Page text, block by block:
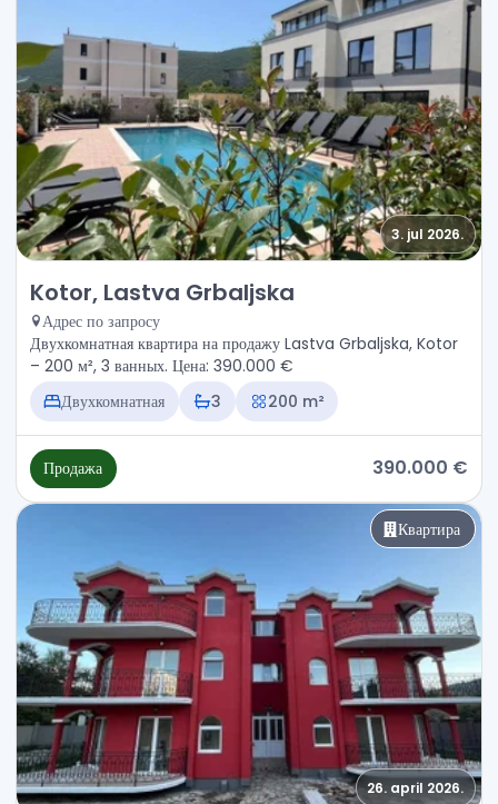
3. jul 2026.
Продажа - Квартира Kotor, Lastva Grbaljska
Kotor, Lastva Grbaljska
Адрес по запросу
Двухкомнатная квартира на продажу Lastva Grbaljska, Kotor
– 200 м², 3 ванных. Цена: 390.000 €
Двухкомнатная
3 200 m²
Продажа 390.000 €
Квартира
26. april 2026.